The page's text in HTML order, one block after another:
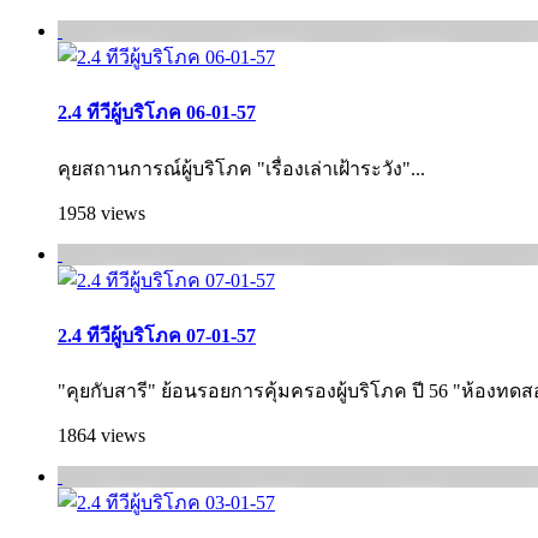
2.4 ทีวีผู้บริโภค 06-01-57
คุยสถานการณ์ผู้บริโภค "เรื่องเล่าเฝ้าระวัง"...
1958 views
2.4 ทีวีผู้บริโภค 07-01-57
"คุยกับสารี" ย้อนรอยการคุ้มครองผู้บริโภค ปี 56 "ห้องทด
1864 views